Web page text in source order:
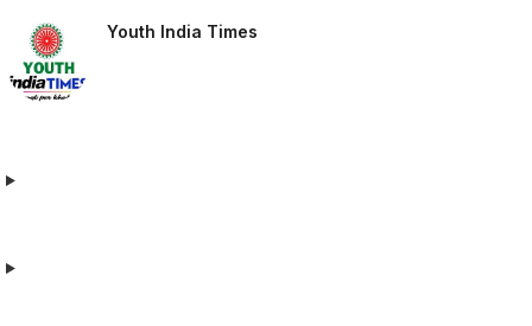
Youth India Times